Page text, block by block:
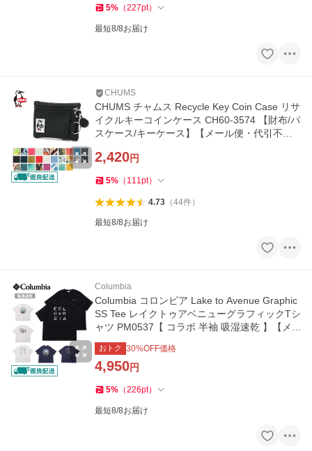
5% （227pt）
最短8/8お届け
CHUMS
CHUMS チャムス Recycle Key Coin Case リサ
イクルキーコインケース CH60-3574 【財布/パ
スケース/キーケース】【メール便・代引不
2,420円
5% （ 111pt）
4.73（44件）
最短8/8お届け
Columbia
Columbia コロンビア Lake to Avenue Graphic
SS Tee レイクトゥアベニューグラフィックTシ
ャツ PM0537【 コラボ 半袖 吸湿速乾 】【メ
ール便・代引不可】
おトク 30%OFF価格
4,950円
5% （226pt）
最短8/8お届け